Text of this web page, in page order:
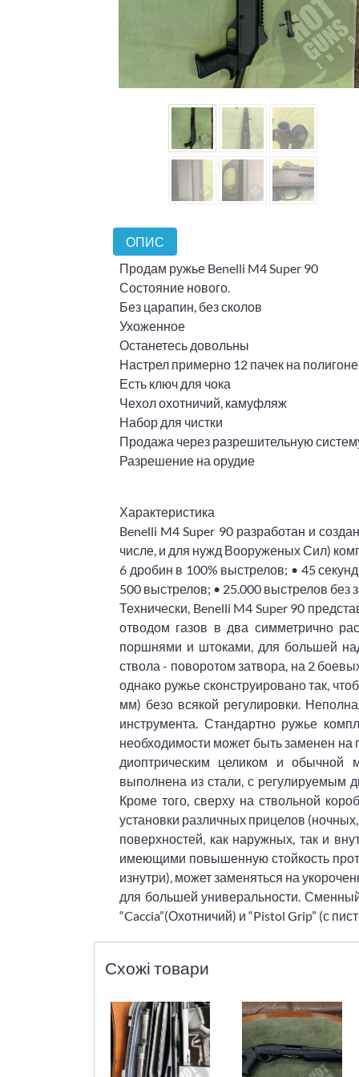
ОПИС
Продам ружье Benelli M4 Super 90
Состояние нового.
Без царапин, без сколов
Ухоженное
Останетесь довольны
Настрел примерно 12 пачек на полигоне
Есть ключ для чока
Чехол охотничий, камуфляж
Набор для чистки
Продажа через разрешительную
Разрешение на орудие
Характеристика
Benelli M4 Super 90 разработан и
числе, и для нужд Вооруженых Сил)
6 дробин в 100% выстрелов; • 45
500 выстрелов; • 25.000 выстрелов без
Технически, Benelli M4 Super 90
отводом газов в два симметрично
поршнями и штоками, для большей
ствола - поворотом затвора, на 2
однако ружье сконструировано так,
мм) безо всякой регулировки.
инструмента. Стандартно ружье
необходимости может быть заменен на
диоптрическим целиком и обычной
выполнена из стали, с регулируемым
Кроме того, сверху на ствольной
установки различных прицелов
поверхностей, как наружных, так и
имеющими повышенную стойкость
изнутри), может заменяться на
для большей универальности.
“Caccia”(Охотничий) и “Pistol Grip” (с
Схожі товари